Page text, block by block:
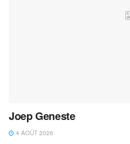
Joep Geneste
4 AOÛT 2026